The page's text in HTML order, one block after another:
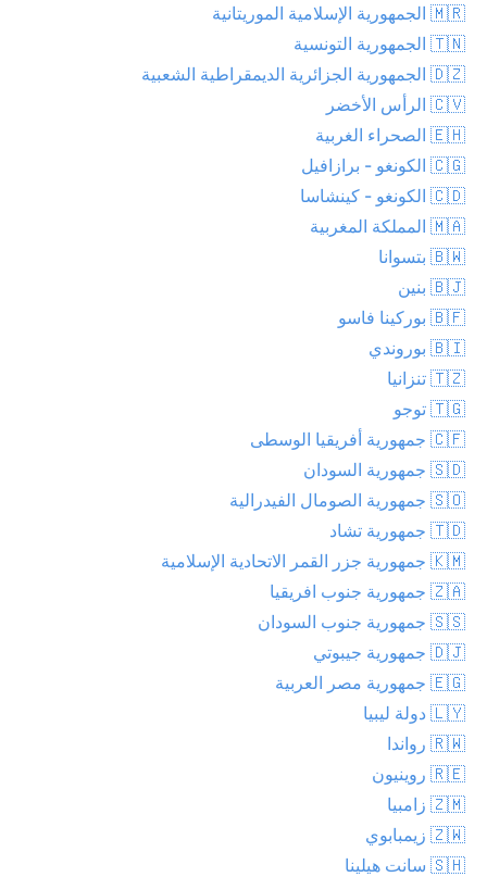
🇲🇷 الجمهورية الإسلامية الموريتانية
🇹🇳 الجمهورية التونسية
🇩🇿 الجمهورية الجزائرية الديمقراطية الشعبية
🇨🇻 الرأس الأخضر
🇪🇭 الصحراء الغربية
🇨🇬 الكونغو - برازافيل
🇨🇩 الكونغو - كينشاسا
🇲🇦 المملكة المغربية
🇧🇼 بتسوانا
🇧🇯 بنين
🇧🇫 بوركينا فاسو
🇧🇮 بوروندي
🇹🇿 تنزانيا
🇹🇬 توجو
🇨🇫 جمهورية أفريقيا الوسطى
🇸🇩 جمهورية السودان
🇸🇴 جمهورية الصومال الفيدرالية
🇹🇩 جمهورية تشاد
🇰🇲 جمهورية جزر القمر الاتحادية الإسلامية
🇿🇦 جمهورية جنوب افريقيا
🇸🇸 جمهورية جنوب السودان
🇩🇯 جمهورية جيبوتي
🇪🇬 جمهورية مصر العربية
🇱🇾 دولة ليبيا
🇷🇼 رواندا
🇷🇪 روينيون
🇿🇲 زامبيا
🇿🇼 زيمبابوي
🇸🇭 سانت هيلينا